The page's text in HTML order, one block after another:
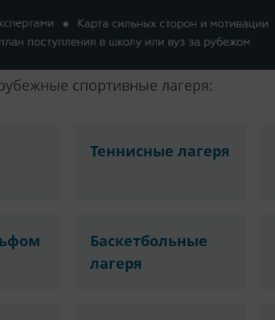
спортивные лагеря:
Теннисные лагеря
Баскетбольные
лагеря